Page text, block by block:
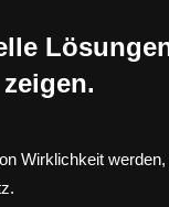
Wirklichkeit